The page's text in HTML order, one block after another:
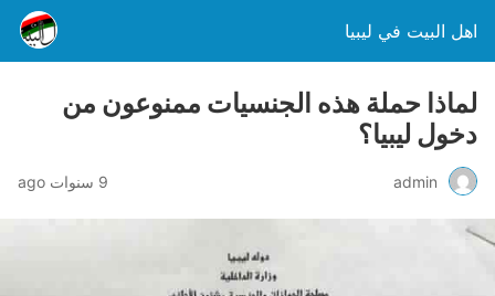
اهل البيت في ليبيا
لماذا حملة هذه الجنسيات ممنوعون من
دخول ليبيا؟
admin 9 سنوات ago